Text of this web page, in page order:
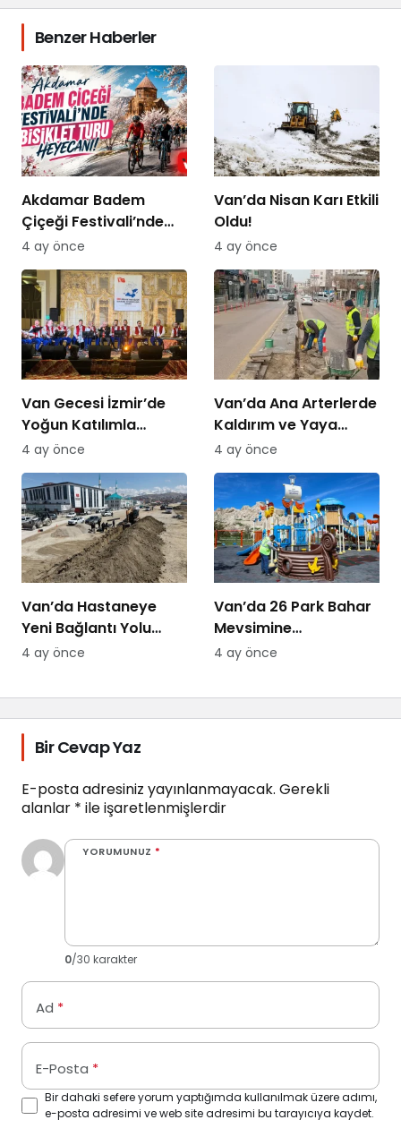
Benzer Haberler
Akdamar Badem
Çiçeği Festivali’nde
Bisiklet Turu Heyecanı
4 ay önce
Van’da Nisan Karı Etkili
Oldu!
4 ay önce
Van Gecesi İzmir’de
Yoğun Katılımla
Düzenlendi
4 ay önce
Van’da Ana Arterlerde
Kaldırım ve Yaya
Yolları Yenileniyor
4 ay önce
Van’da Hastaneye
Yeni Bağlantı Yolu
Yapılıyor
4 ay önce
Van’da 26 Park Bahar
Mevsimine
Hazırlanıyor
4 ay önce
Bir Cevap Yaz
E-posta adresiniz yayınlanmayacak. Gerekli
alanlar * ile işaretlenmişlerdir
YORUMUNUZ *
0/30 karakter
Ad *
E-Posta *
Bir dahaki sefere yorum yaptığımda kullanılmak üzere adımı,
e-posta adresimi ve web site adresimi bu tarayıcıya kaydet.